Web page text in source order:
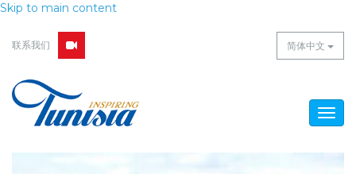
Skip to main content
简体中文
联系我们